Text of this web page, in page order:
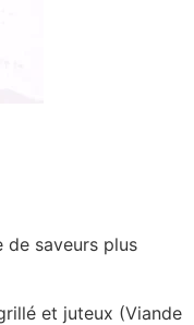
de saveurs plus
et juteux (Viande